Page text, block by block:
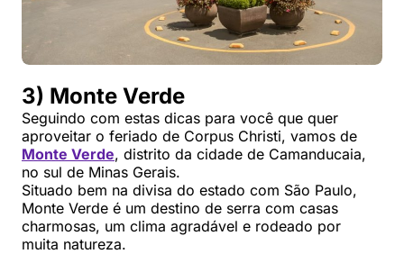
3) Monte Verde
Seguindo com estas dicas para você que quer
aproveitar o feriado de Corpus Christi, vamos de
Monte Verde, distrito da cidade de Camanducaia,
no sul de Minas Gerais.
Situado bem na divisa do estado com São Paulo,
Monte Verde é um destino de serra com casas
charmosas, um clima agradável e rodeado por
muita natureza.